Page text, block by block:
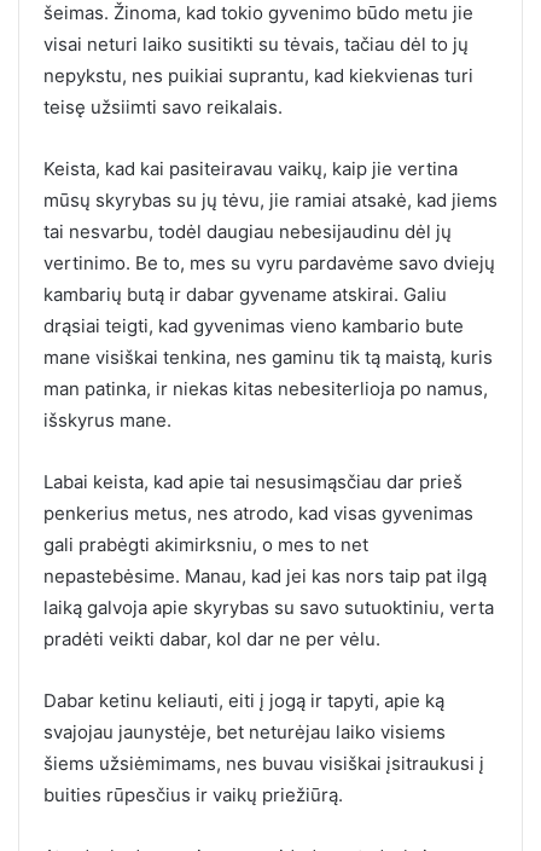
šeimas. Žinoma, kad tokio gyvenimo būdo metu jie
visai neturi laiko susitikti su tėvais, tačiau dėl to jų
nepykstu, nes puikiai suprantu, kad kiekvienas turi
teisę užsiimti savo reikalais.
Keista, kad kai pasiteiravau vaikų, kaip jie vertina
mūsų skyrybas su jų tėvu, jie ramiai atsakė, kad jiems
tai nesvarbu, todėl daugiau nebesijaudinu dėl jų
vertinimo. Be to, mes su vyru pardavėme savo dviejų
kambarių butą ir dabar gyvename atskirai. Galiu
drąsiai teigti, kad gyvenimas vieno kambario bute
mane visiškai tenkina, nes gaminu tik tą maistą, kuris
man patinka, ir niekas kitas nebesiterlioja po namus,
išskyrus mane.
Labai keista, kad apie tai nesusimąsčiau dar prieš
penkerius metus, nes atrodo, kad visas gyvenimas
gali prabėgti akimirksniu, o mes to net
nepastebėsime. Manau, kad jei kas nors taip pat ilgą
laiką galvoja apie skyrybas su savo sutuoktiniu, verta
pradėti veikti dabar, kol dar ne per vėlu.
Dabar ketinu keliauti, eiti į jogą ir tapyti, apie ką
svajojau jaunystėje, bet neturėjau laiko visiems
šiems užsiėmimams, nes buvau visiškai įsitraukusi į
buities rūpesčius ir vaikų priežiūrą.